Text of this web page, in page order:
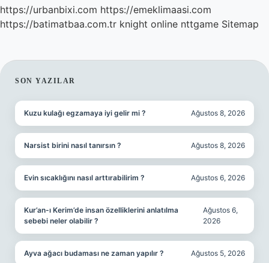
https://urbanbixi.com https://emeklimaasi.com
https://batimatbaa.com.tr knight online nttgame Sitemap
SIDEBAR
SON YAZILAR
Kuzu kulağı egzamaya iyi gelir mi ? Ağustos 8, 2026
Narsist birini nasıl tanırsın ? Ağustos 8, 2026
Evin sıcaklığını nasıl arttırabilirim ? Ağustos 6, 2026
Kur’an-ı Kerim’de insan özelliklerini anlatılma
sebebi neler olabilir ?
Ağustos 6,
2026
Ayva ağacı budaması ne zaman yapılır ? Ağustos 5, 2026